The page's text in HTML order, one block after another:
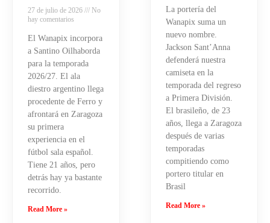
27 de julio de 2026
No
hay comentarios
El Wanapix incorpora
a Santino Oilhaborda
para la temporada
2026/27. El ala
diestro argentino llega
procedente de Ferro y
afrontará en Zaragoza
su primera
experiencia en el
fútbol sala español.
Tiene 21 años, pero
detrás hay ya bastante
recorrido.
Read More »
La portería del
Wanapix suma un
nuevo nombre.
Jackson Sant’Anna
defenderá nuestra
camiseta en la
temporada del regreso
a Primera División.
El brasileño, de 23
años, llega a Zaragoza
después de varias
temporadas
compitiendo como
portero titular en
Brasil
Read More »